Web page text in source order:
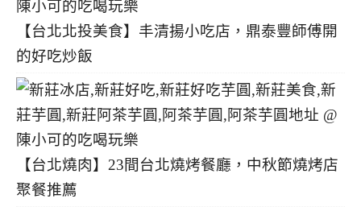
【台北北投美食】丰清揚小吃店，鼎泰豐師傅開
的好吃炒飯
【台北燒肉】23間台北燒烤餐廳，中秋節燒烤店
聚餐推薦